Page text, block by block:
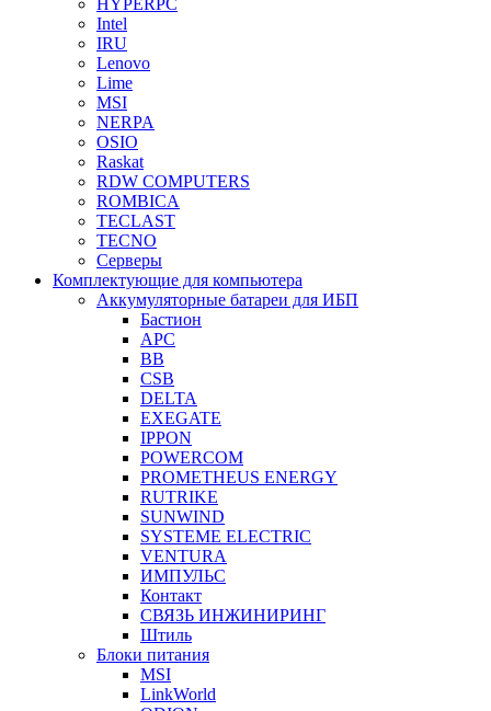
HYPERPC
Intel
IRU
Lenovo
Lime
MSI
NERPA
OSIO
Raskat
RDW COMPUTERS
ROMBICA
TECLAST
TECNO
Серверы
Комплектующие для компьютера
Аккумуляторные батареи для ИБП
Бастион
APC
BB
CSB
DELTA
EXEGATE
IPPON
POWERCOM
PROMETHEUS ENERGY
RUTRIKE
SUNWIND
SYSTEME ELECTRIC
VENTURA
ИМПУЛЬС
Контакт
СВЯЗЬ ИНЖИНИРИНГ
Штиль
Блоки питания
MSI
LinkWorld